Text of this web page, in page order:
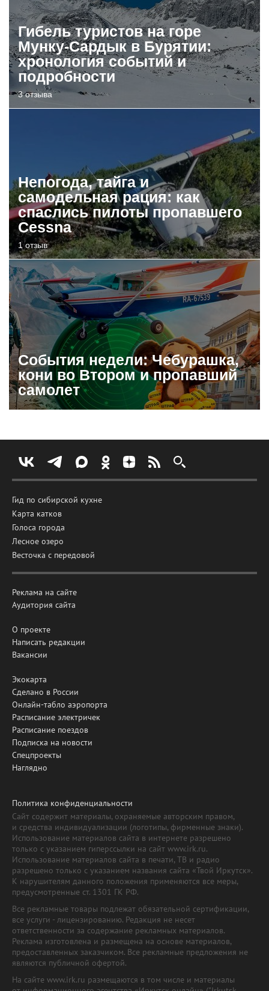
Гибель туристов на горе
Мунку-Сардык в Бурятии:
хронология событий и
подробности
3 отзыва
Непогода, тайга и
самодельная рация: как
спаслись пилоты пропавшего
Cessna
1 отзыв
События недели: Чебурашка,
кони во Втором и пропавший
самолет
Гид по сибирской кухне
Карта катков
Голоса города
Лесное озеро
Весточка с передовой
Реклама на сайте
Аудитория сайта
О проекте
Написать редакции
Вакансии
Экокарта
Сделано в России
Онлайн-табло аэропорта
Расписание электричек
Расписание поездов
Подписка на новости
Спецпроекты
Наглядно
Политика конфиденциальности
Сайт содержит материалы, охраняемые авторским правом,
и средства индивидуализации (логотипы, фирменные знаки).
Использование материалов сайта в интернете разрешено
только с указанием гиперссылки на сайт www.irk.ru.
Использование материалов сайта в печати, ТВ и радио
разрешено только с указанием названия сайта «Твой Иркутск».
К нарушителям данного положения применяются все меры,
предусмотренные ст. 1301 ГК РФ.
Все рекламные товары подлежат обязательной сертификации,
все услуги - лицензированию. Редакция не несет
ответственности за содержание рекламных материалов.
Реклама изготовлена и размещена на основе материалов,
предоставленных заказчиком. Все рекламные предложения не
являются публичной офертой.
На сайте www.irk.ru размещаются в том числе и материалы